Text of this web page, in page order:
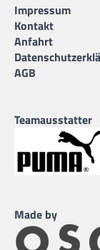
Impressum
Kontakt
Anfahrt
AGB
Teamausstatter
Made by